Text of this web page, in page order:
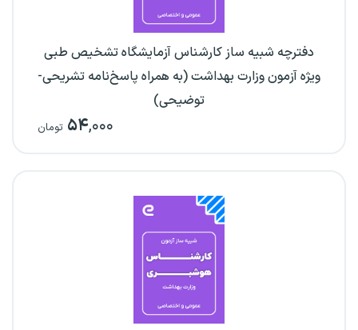
دفترچه شبیه ساز کارشناس آزمایشگاه تشخیص طبی
ویژه آزمون وزارت بهداشت (به همراه پاسخ‌نامه تشریحی-
توضیحی)
۵۴,۰۰۰ تومان